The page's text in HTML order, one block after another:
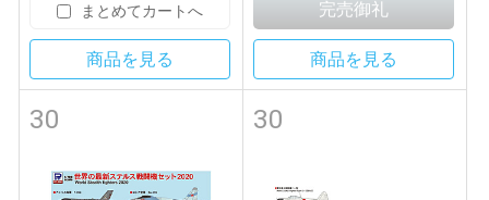
まとめてカートへ
商品を見る 商品を見る
30 30